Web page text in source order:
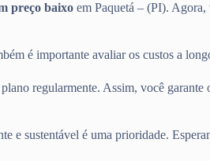
preço baixo em Paquetá – (PI). Agora,
é importante avaliar os custos a
regularmente. Assim, você
e sustentável é uma prioridade.